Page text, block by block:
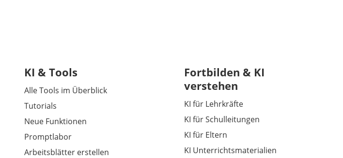
KI & Tools
Alle Tools im Überblick
Tutorials
Neue Funktionen
Promptlabor
Arbeitsblätter erstellen
Fortbilden & KI
verstehen
KI für Lehrkräfte
KI für Schulleitungen
KI für Eltern
KI Unterrichtsmaterialien